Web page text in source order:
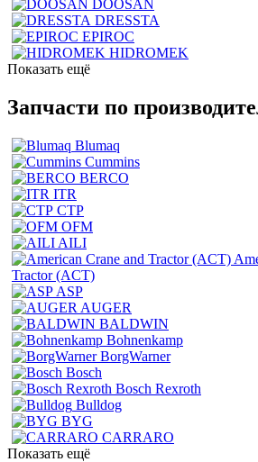
DOOSAN
DRESSTA
EPIROC
HIDROMEK
Показать ещё
Запчасти по
Blumaq
Cummins
BERCO
ITR
CTP
OFM
AILI
Tractor (ACT)
ASP
AUGER
BALDWIN
Bohnenkamp
BorgWarner
Bosch
Bosch Rexroth
Bulldog
BYG
CARRARO
Показать ещё